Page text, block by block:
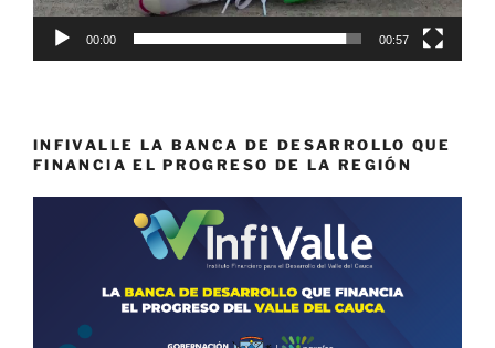
00:00 00:57
INFIVALLE LA BANCA DE DESARROLLO QUE
FINANCIA EL PROGRESO DE LA REGIÓN